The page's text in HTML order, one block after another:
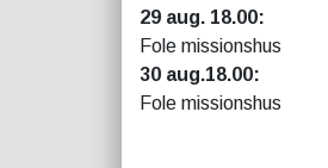
29 aug. 18.00:
Fole missionshus
30 aug.18.00:
Fole missionshus